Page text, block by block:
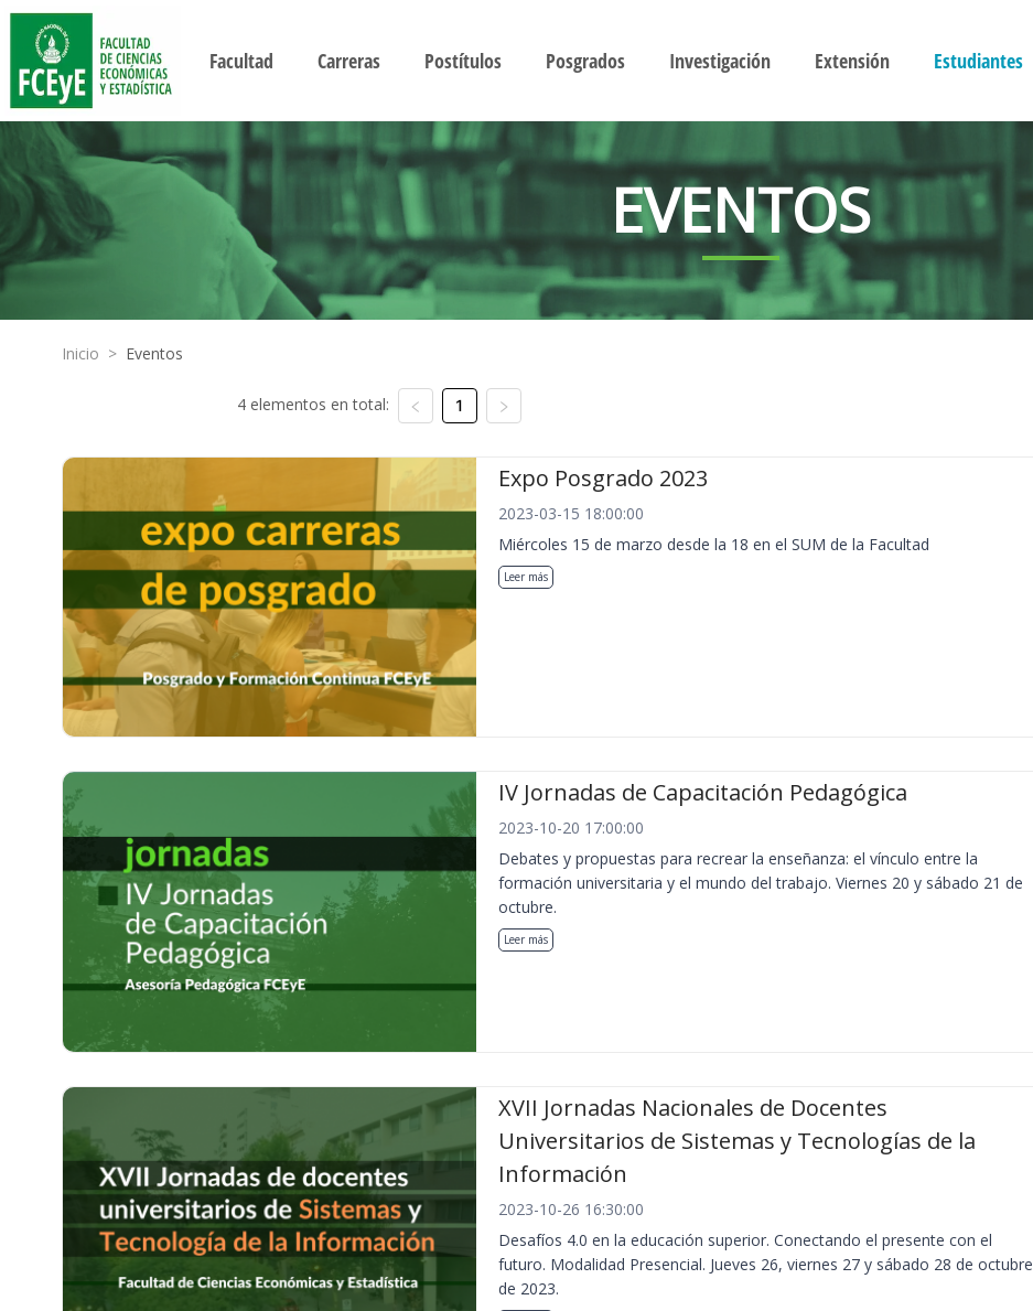
Facultad Carreras Postítulos Posgrados Investigación Extensión Estudiantes
EVENTOS
Inicio > Eventos
4 elementos en total: 1
Expo Posgrado 2023
2023-03-15 18:00:00
Miércoles 15 de marzo desde la 18 en el SUM de la Facultad
Leer más
IV Jornadas de Capacitación Pedagógica
2023-10-20 17:00:00
Debates y propuestas para recrear la enseñanza: el vínculo entre la
formación universitaria y el mundo del trabajo. Viernes 20 y sábado 21 de
octubre.
Leer más
XVII Jornadas Nacionales de Docentes
Universitarios de Sistemas y Tecnologías de la
Información
2023-10-26 16:30:00
Desafíos 4.0 en la educación superior. Conectando el presente con el
futuro. Modalidad Presencial. Jueves 26, viernes 27 y sábado 28 de octubre
de 2023.